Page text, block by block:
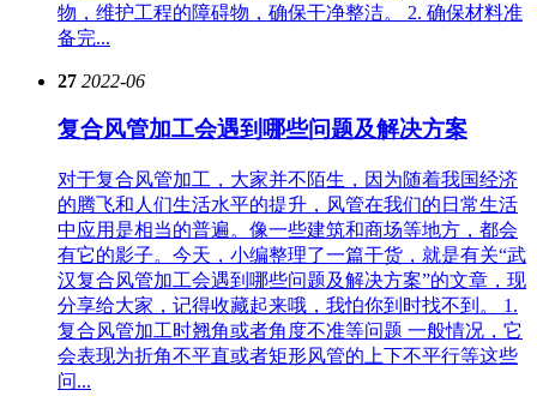
物，维护工程的障碍物，确保干净整洁。 2. 确保材料准
备完...
27 2022-06
复合风管加工会遇到哪些问题及解决方案
对于复合风管加工，大家并不陌生，因为随着我国经济
的腾飞和人们生活水平的提升，风管在我们的日常生活
中应用是相当的普遍。像一些建筑和商场等地方，都会
有它的影子。今天，小编整理了一篇干货，就是有关“武
汉复合风管加工会遇到哪些问题及解决方案”的文章，现
分享给大家，记得收藏起来哦，我怕你到时找不到。 1.
复合风管加工时翘角或者角度不准等问题 一般情况，它
会表现为折角不平直或者矩形风管的上下不平行等这些
问...